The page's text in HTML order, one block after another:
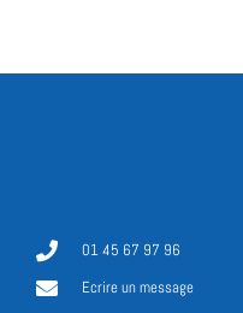
01 45 67 97 96
Ecrire un message